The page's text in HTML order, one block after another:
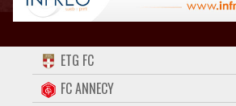
ACCUEIL
FORUM
ETG FC
FC ANNECY